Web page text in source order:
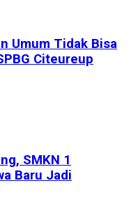
Umum Tidak Bisa
Citeureup
SMKN 1
Baru Jadi